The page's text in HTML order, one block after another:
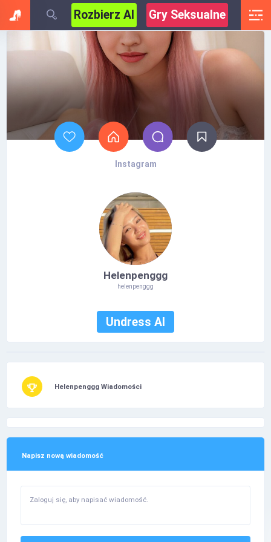
Rozbierz AI Gry Seksualne
Instagram
Helenpenggg
helenpenggg
Undress AI
Helenpenggg Wiadomości
Napisz nową wiadomość